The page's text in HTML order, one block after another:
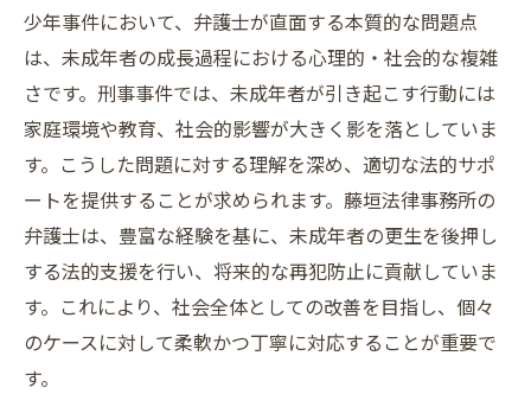
少年事件において、弁護士が直面する本質的な問題点
は、未成年者の成長過程における心理的・社会的な複雑
さです。刑事事件では、未成年者が引き起こす行動には
家庭環境や教育、社会的影響が大きく影を落としていま
す。こうした問題に対する理解を深め、適切な法的サポ
ートを提供することが求められます。藤垣法律事務所の
弁護士は、豊富な経験を基に、未成年者の更生を後押し
する法的支援を行い、将来的な再犯防止に貢献していま
す。これにより、社会全体としての改善を目指し、個々
のケースに対して柔軟かつ丁寧に対応することが重要で
す。